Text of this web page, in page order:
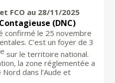
FCO au 28/11/2025
(DNC)
confirmé le 25 novembre
C’est un foyer de 3
sur le territoire national.
la zone réglementée a
dans l’Aude et